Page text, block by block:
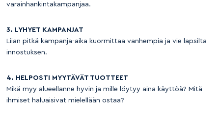
varainhankintakampanjaa.
3. LYHYET KAMPANJAT
Liian pitkä kampanja-aika kuormittaa vanhempia ja vie lapsilta
innostuksen.
4. HELPOSTI MYYTÄVÄT TUOTTEET
Mikä myy alueellanne hyvin ja mille löytyy aina käyttöä? Mitä
ihmiset haluaisivat mielellään ostaa?